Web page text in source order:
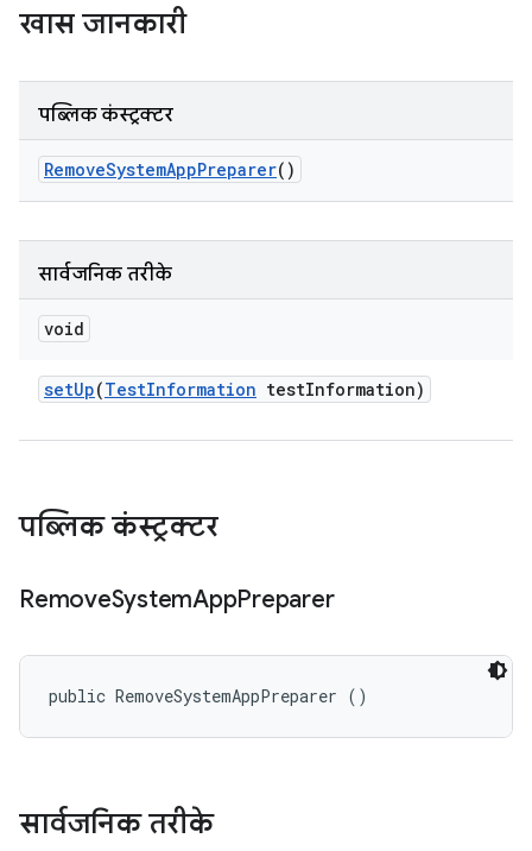
खास जानकारी
पब्लिक कंस्ट्रक्टर
RemoveSystemAppPreparer()
सार्वजनिक तरीके
void
setUp(TestInformation testInformation)
पब्लिक कंस्ट्रक्टर
RemoveSystemAppPreparer
public RemoveSystemAppPreparer ()
सार्वजनिक तरीके